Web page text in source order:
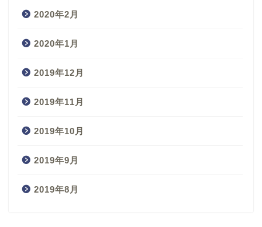
2020年2月
2020年1月
2019年12月
2019年11月
2019年10月
2019年9月
2019年8月